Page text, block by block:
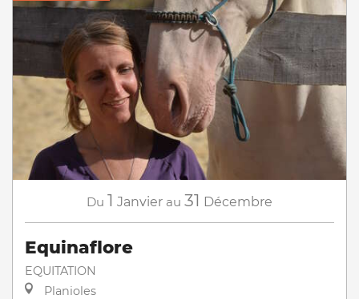
Du 1 Janvier au 31 Décembre
Equinaflore
EQUITATION
Planioles